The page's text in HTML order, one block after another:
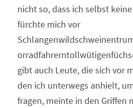
nicht so, dass ich selbst
fürchte mich vor
gibt auch Leute, die sich vor
den ich unterwegs anhielt,
fragen, meinte in den Griffen